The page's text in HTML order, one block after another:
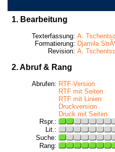
1. Bearbeitung
Texterfassung: A.
Formatierung: Djamila
Revision: A.
2. Abruf & Rang
Abrufen: RTF-Version
RTF mit Seiten
RTF mit Linien
Druckversion
Druck mit Seiten
Rspr.:
Lit.:
Suche:
Rang: